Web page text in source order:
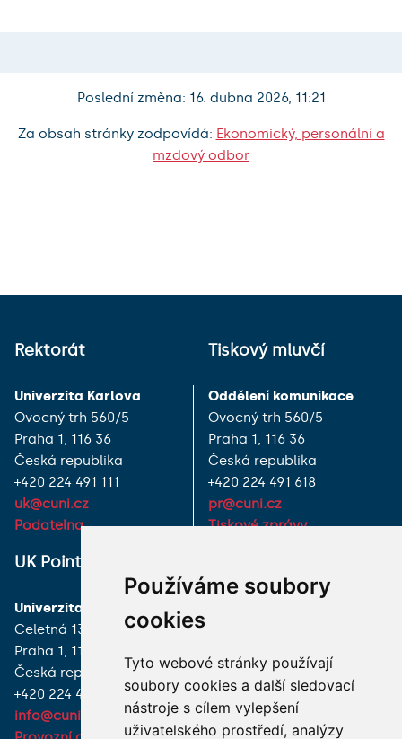
Používáme soubory
cookies
Tyto webové stránky používají
soubory cookies a další sledovací
nástroje s cílem vylepšení
uživatelského prostředí, analýzy
Poslední změna: 16. dubna 2026, 11:21
Za obsah stránky zodpovídá: Ekonomický, personální a
mzdový odbor
Rektorát
Univerzita Karlova
Ovocný trh 560/5
Praha 1, 116 36
Česká republika
+420 224 491 111
uk@cuni.cz
Podatelna
Tiskový mluvčí
Oddělení komunikace
Ovocný trh 560/5
Praha 1, 116 36
Česká republika
+420 224 491 618
pr@cuni.cz
Tiskové zprávy
UK Point
Univerzita Karlova
Celetná 13
Praha 1, 116 36
Česká republika
+420 224 491 850
info@cuni.cz
JAK K NÁM?